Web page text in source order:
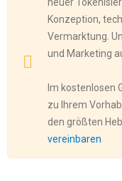
Konzeption,
Vermarktung.
und Marketing
Im kostenlosen
zu Ihrem
den größten
vereinbaren